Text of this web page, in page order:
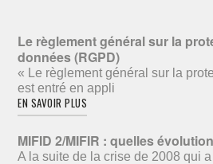
Le règlement général sur la
données (RGPD)
« Le règlement général sur la
est entré en appli
EN SAVOIR PLUS
MIFID 2/MIFIR : quelles
A la suite de la crise de 2008 qui